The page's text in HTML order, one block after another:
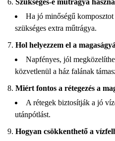
Szükséges-e műtrágya
Ha jó minőségű komposztot
szükséges extra műtrágya.
Hol helyezzem el a
Napfényes, jól
közvetlenül a ház falának
Miért fontos a rétegezés a
A rétegek biztosítják a jó
utánpótlást.
Hogyan csökkenthető a